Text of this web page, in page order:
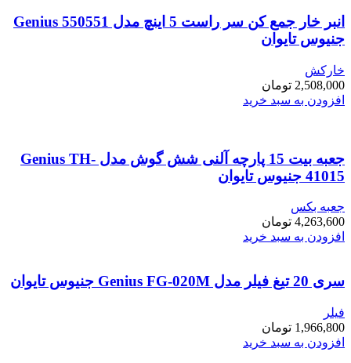
انبر خار جمع کن سر راست 5 اینچ مدل Genius 550551
جنیوس تایوان
خارکش
2,508,000 تومان
افزودن به سبد خرید
جعبه بیت 15 پارچه آلنی شش گوش مدل Genius TH-
41015 جنیوس تایوان
جعبه بکس
4,263,600 تومان
افزودن به سبد خرید
سری 20 تیغ فیلر مدل Genius FG-020M جنیوس تایوان
فیلر
1,966,800 تومان
افزودن به سبد خرید